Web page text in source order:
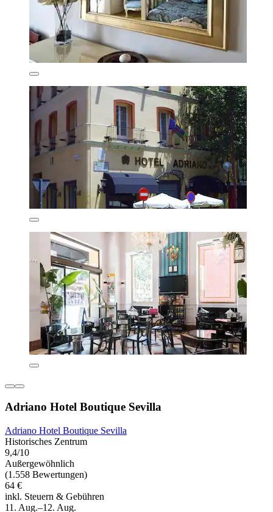
Adriano Hotel Boutique Sevilla
Adriano Hotel Boutique Sevilla
Historisches Zentrum
9,4/10
Außergewöhnlich
(1.558 Bewertungen)
64 €
inkl. Steuern & Gebühren
11. Aug.–12. Aug.